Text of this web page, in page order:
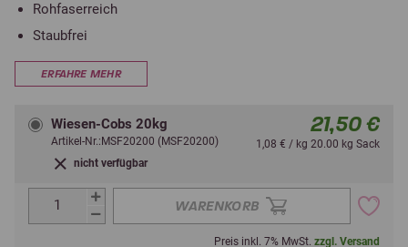
Rohfaserreich
Staubfrei
ERFAHRE MEHR
Wiesen-Cobs 20kg
Artikel-Nr.:MSF20200 (MSF20200)
nicht verfügbar
21,50 €
1,08 € / kg 20.00 kg Sack
WARENKORB
Preis inkl. 7% MwSt. zzgl. Versand